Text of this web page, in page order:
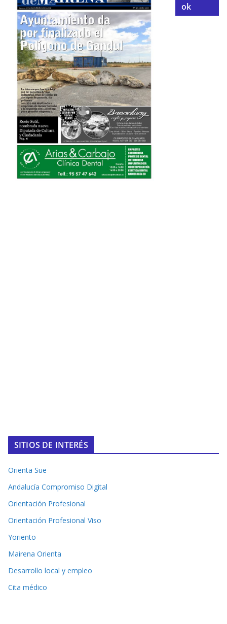
ok
SITIOS DE INTERÉS
Orienta Sue
Andalucía Compromiso Digital
Orientación Profesional
Orientación Profesional Viso
Yoriento
Mairena Orienta
Desarrollo local y empleo
Cita médico